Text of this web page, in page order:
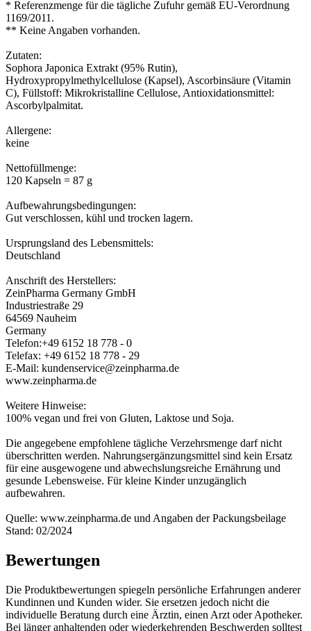
* Referenzmenge für die tägliche Zufuhr gemäß EU-Verordnung
1169/2011.
** Keine Angaben vorhanden.
Zutaten:
Sophora Japonica Extrakt (95% Rutin),
Hydroxypropylmethylcellulose (Kapsel), Ascorbinsäure (Vitamin
C), Füllstoff: Mikrokristalline Cellulose, Antioxidationsmittel:
Ascorbylpalmitat.
Allergene:
keine
Nettofüllmenge:
120 Kapseln = 87 g
Aufbewahrungsbedingungen:
Gut verschlossen, kühl und trocken lagern.
Ursprungsland des Lebensmittels:
Deutschland
Anschrift des Herstellers:
ZeinPharma Germany GmbH
Industriestraße 29
64569 Nauheim
Germany
Telefon:+49 6152 18 778 - 0
Telefax: +49 6152 18 778 - 29
E-Mail: kundenservice@zeinpharma.de
www.zeinpharma.de
Weitere Hinweise:
100% vegan und frei von Gluten, Laktose und Soja.
Die angegebene empfohlene tägliche Verzehrsmenge darf nicht
überschritten werden. Nahrungsergänzungsmittel sind kein Ersatz
für eine ausgewogene und abwechslungsreiche Ernährung und
gesunde Lebensweise. Für kleine Kinder unzugänglich
aufbewahren.
Quelle: www.zeinpharma.de und Angaben der Packungsbeilage
Stand: 02/2024
Bewertungen
Die Produktbewertungen spiegeln persönliche Erfahrungen anderer
Kundinnen und Kunden wider. Sie ersetzen jedoch nicht die
individuelle Beratung durch eine Ärztin, einen Arzt oder Apotheker.
Bei länger anhaltenden oder wiederkehrenden Beschwerden solltest